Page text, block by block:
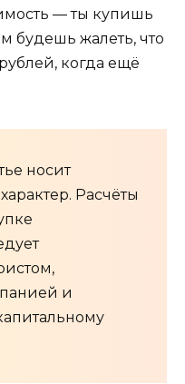
— ты купишь
будешь жалеть, что
когда ещё
носит
Расчёты
и